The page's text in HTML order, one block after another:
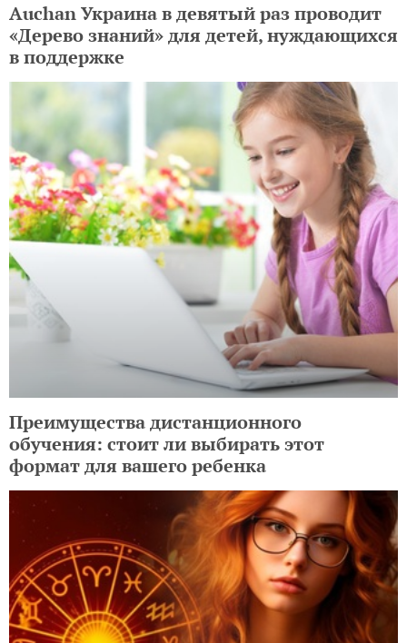
Auchan Украина в девятый раз проводит
«Дерево знаний» для детей, нуждающихся
в поддержке
Преимущества дистанционного
обучения: стоит ли выбирать этот
формат для вашего ребенка